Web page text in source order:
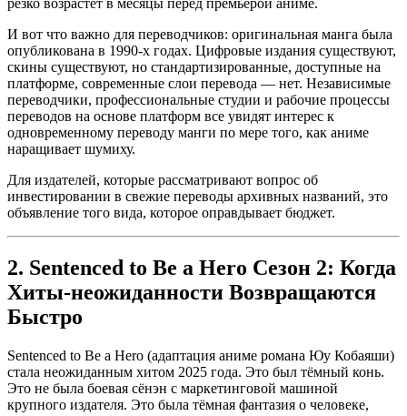
И вот что важно для переводчиков: оригинальная манга была
опубликована в 1990-х годах. Цифровые издания существуют,
скины существуют, но стандартизированные, доступные на
платформе, современные слои перевода — нет. Независимые
переводчики, профессиональные студии и рабочие процессы
переводов на основе платформ все увидят интерес к
одновременному переводу манги по мере того, как аниме
наращивает шумиху.
Для издателей, которые рассматривают вопрос об
инвестировании в свежие переводы архивных названий, это
объявление того вида, которое оправдывает бюджет.
2. Sentenced to Be a Hero Сезон 2: Когда
Хиты-неожиданности Возвращаются
Быстро
Sentenced to Be a Hero (адаптация аниме романа Юу Кобаяши)
стала неожиданным хитом 2025 года. Это был тёмный конь.
Это не была боевая сёнэн с маркетинговой машиной
крупного издателя. Это была тёмная фантазия о человеке,